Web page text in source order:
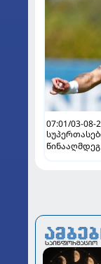
07:01/03-08-
სუპერთასების